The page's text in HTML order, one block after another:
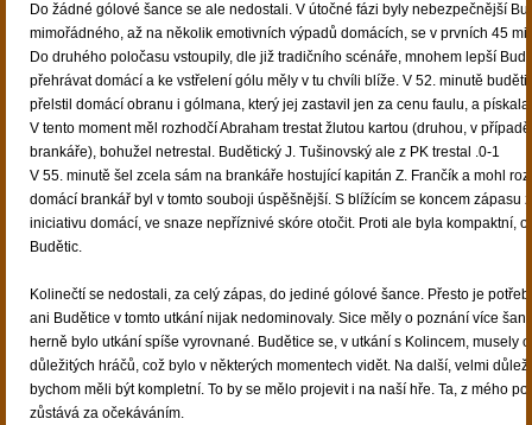
Do žádné gólové šance se ale nedostali. V útočné fázi byly nebezpečnější
mimořádného, až na několik emotivních výpadů domácích, se v prvních 45
Do druhého poločasu vstoupily, dle již tradičního scénáře, mnohem lepší
přehrávat domácí a ke vstřelení gólu měly v tu chvíli blíže. V 52. minutě
přelstil domácí obranu i gólmana, který jej zastavil jen za cenu faulu, a
V tento moment měl rozhodčí Abraham trestat žlutou kartou (druhou, v
brankáře), bohužel netrestal. Budětický J. Tušinovský ale z PK trestal .0-1
V 55. minutě šel zcela sám na brankáře hostující kapitán Z. Frančík a mohl
domácí brankář byl v tomto souboji úspěšnější. S blížícím se koncem zápasu
iniciativu domácí, ve snaze nepříznivé skóre otočit. Proti ale byla kompaktní,
Budětic.
Kolinečtí se nedostali, za celý zápas, do jediné gólové šance. Přesto je
ani Budětice v tomto utkání nijak nedominovaly. Sice měly o poznání více
herně bylo utkání spíše vyrovnané. Budětice se, v utkání s Kolincem, musely
důležitých hráčů, což bylo v některých momentech vidět. Na další, velmi
bychom měli být kompletní. To by se mělo projevit i na naší hře. Ta, z mého
zůstává za očekáváním.